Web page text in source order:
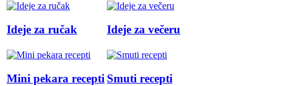
Ideje za ručak Ideje za večeru
Mini pekara recepti Smuti recepti